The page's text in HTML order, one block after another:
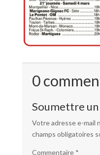
0
Soumettre
Votre adresse e-mail
champs obligatoires
Commentaire *